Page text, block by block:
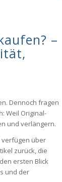
–
Dennoch fragen
Weil Original-
und verlängern.
verfügen über
zurück, die
ersten Blick
und der